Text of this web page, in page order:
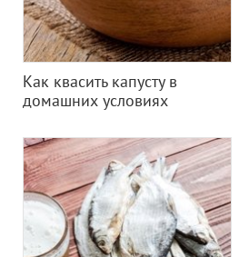
Как квасить капусту в
домашних условиях